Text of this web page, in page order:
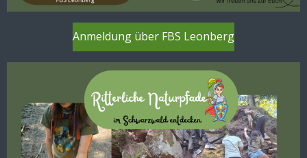
Anmeldung über FBS Leonberg